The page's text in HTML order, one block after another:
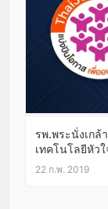
รพ.พระนั่งเก
เทคโนโลยีหัว
22 ก.พ. 2019